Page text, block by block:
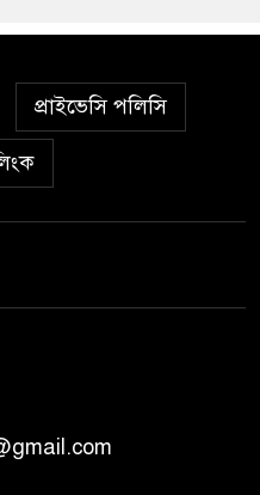
প্রাইভেসি পলিসি